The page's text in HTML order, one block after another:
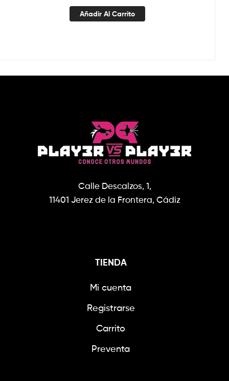
Añadir Al Carrito
Calle Descalzos, 1,
11401 Jerez de la Frontera, Cádiz
TIENDA
Mi cuenta
Registrarse
Carrito
Preventa